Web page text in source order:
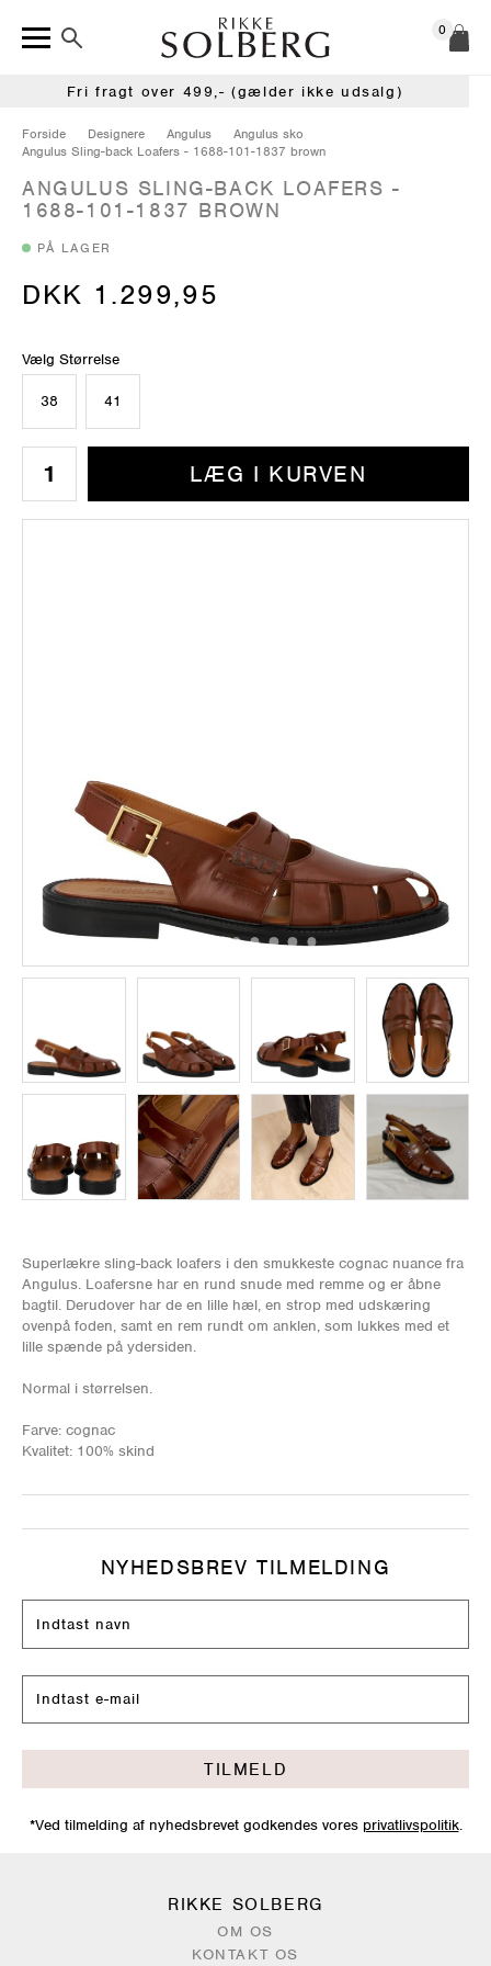
0
Fri fragt over 499,- (gælder ikke udsalg)
Forside Designere Angulus
Angulus sko
Angulus Sling-back Loafers - 1688-101-1837 brown
ANGULUS SLING-BACK LOAFERS -
1688-101-1837 BROWN
PÅ LAGER
DKK 1.299,95
Vælg Størrelse
38 41
LÆG I KURVEN
Superlækre sling-back loafers i den smukkeste cognac nuance fra
Angulus. Loafersne har en rund snude med remme og er åbne
bagtil. Derudover har de en lille hæl, en strop med udskæring
ovenpå foden, samt en rem rundt om anklen, som lukkes med et
lille spænde på ydersiden.
Normal i størrelsen.
Farve: cognac
Kvalitet: 100% skind
NYHEDSBREV TILMELDING
TILMELD
*Ved tilmelding af nyhedsbrevet godkendes vores privatlivspolitik.
RIKKE SOLBERG
OM OS
KONTAKT OS